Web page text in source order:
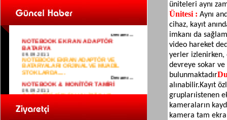
ELEMAN ARANIYOR
25.03.2015
YAPISAL KABLOLAMA İÇİN ELEMAN
ARANIYOR
NOTEBOOK EKRAN ADAPTÖR
BATARYA
09.09.2011
NOTEBOOK EKRAN ADAPTÖR VE
BATARYALARI ORJINAL VE MUADİL
STOKLARDA.....
Devamı...
NOTEBOOK & MONİTÖR TAMİRİ
09.09.2011
GARANTİSİ BİTMİŞ MONİTÖR VE
BARİYER
üniteleri aynı
Ünitesi : Aynı
cihaz, kayıt
imkanı da
video hareket
yerler izlenirken,
devreye sokar
bulunmaktadır
alınabilir.Kayıt
gruplarıistenen
kameraların
kamera tam